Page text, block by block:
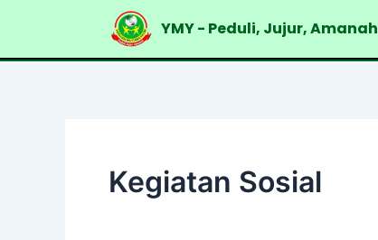
content
YMY - Peduli, Jujur, Amanah
Kegiatan Sosial